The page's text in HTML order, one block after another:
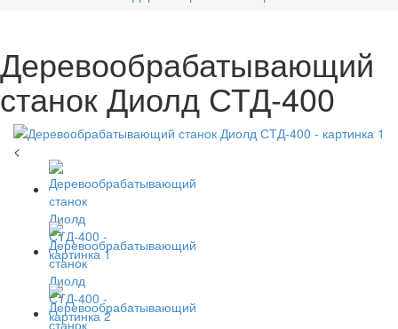
Деревообрабатывающий
станок Диолд СТД-400
<